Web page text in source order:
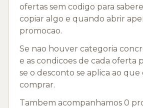
ofertas sem codigo para
copiar algo e quando abrir
promocao.
Se nao houver categoria
e as condicoes de cada oferta
se o desconto se aplica ao
comprar.
Tambem acompanhamos 0